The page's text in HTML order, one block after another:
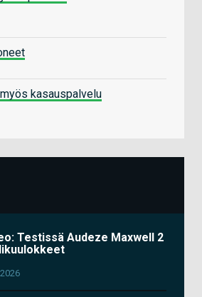
kasauspalvelu
Testissä Audeze Maxwell 2